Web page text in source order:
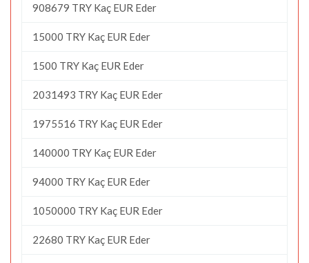
908679 TRY Kaç EUR Eder
15000 TRY Kaç EUR Eder
1500 TRY Kaç EUR Eder
2031493 TRY Kaç EUR Eder
1975516 TRY Kaç EUR Eder
140000 TRY Kaç EUR Eder
94000 TRY Kaç EUR Eder
1050000 TRY Kaç EUR Eder
22680 TRY Kaç EUR Eder